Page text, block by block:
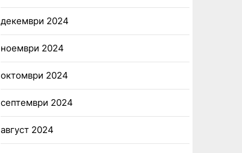
декември 2024
ноември 2024
октомври 2024
септември 2024
август 2024